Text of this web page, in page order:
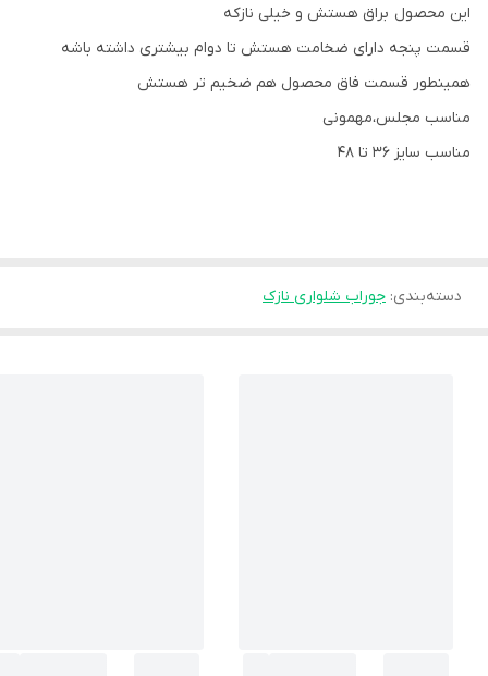
این محصول براق هستش و خیلی نازکه
قسمت پنجه دارای ضخامت هستش تا دوام بیشتری داشته باشه
همینطور قسمت فاق محصول هم ضخیم تر هستش
مناسب مجلس،مهمونی
مناسب سایز ۳۶ تا ۴۸
دسته‌بندی: جوراب شلواری نازک